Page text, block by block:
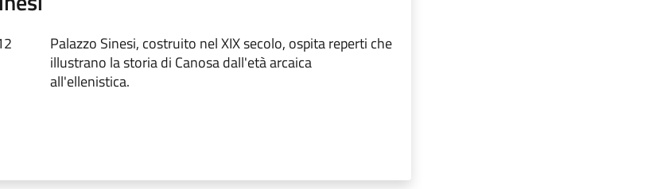
Palazzo Sinesi, costruito nel XIX secolo, ospita reperti che
illustrano la storia di Canosa dall'età arcaica
all'ellenistica.